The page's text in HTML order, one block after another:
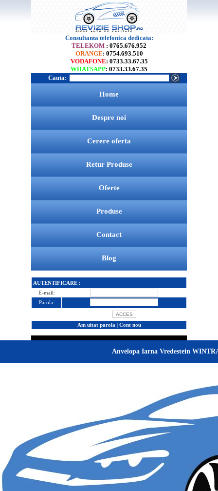
Consultanta telefonica dedicata:
TELEKOM : 0765.676.952
ORANGE: 0754.693.510
VODAFONE: 0733.33.67.35
WHATSAPP: 0733.33.67.35
Cauta:
Home
Despre noi
Cerere oferta
Retur Produse
Oferte
Produse
Contact
Blog
AUTENTIFICARE :
E-mail:
Parola:
Am uitat parola | Cont nou
Anvelopa Iarna Vredestein